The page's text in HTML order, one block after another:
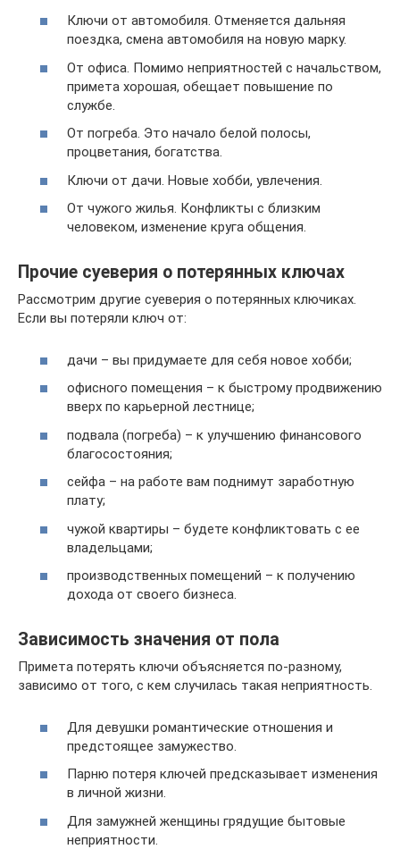
Ключи от автомобиля. Отменяется дальняя
поездка, смена автомобиля на новую марку.
От офиса. Помимо неприятностей с начальством,
примета хорошая, обещает повышение по
службе.
От погреба. Это начало белой полосы,
процветания, богатства.
Ключи от дачи. Новые хобби, увлечения.
От чужого жилья. Конфликты с близким
человеком, изменение круга общения.
Прочие суеверия о потерянных ключах
Рассмотрим другие суеверия о потерянных ключиках.
Если вы потеряли ключ от:
дачи – вы придумаете для себя новое хобби;
офисного помещения – к быстрому продвижению
вверх по карьерной лестнице;
подвала (погреба) – к улучшению финансового
благосостояния;
сейфа – на работе вам поднимут заработную
плату;
чужой квартиры – будете конфликтовать с ее
владельцами;
производственных помещений – к получению
дохода от своего бизнеса.
Зависимость значения от пола
Примета потерять ключи объясняется по-разному,
зависимо от того, с кем случилась такая неприятность.
Для девушки романтические отношения и
предстоящее замужество.
Парню потеря ключей предсказывает изменения
в личной жизни.
Для замужней женщины грядущие бытовые
неприятности.